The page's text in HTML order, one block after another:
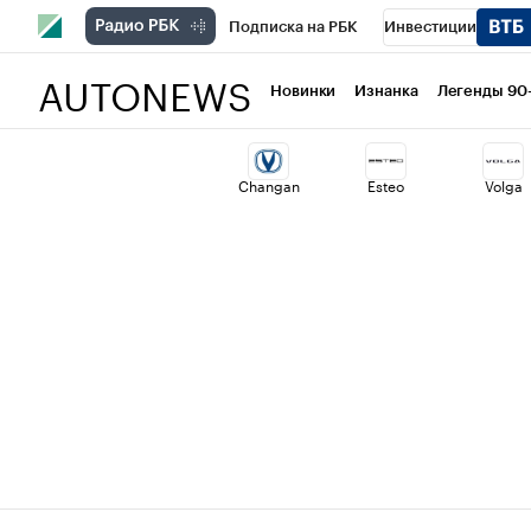
Подписка на РБК Инвестиции
Национальные проекты Город
Кредитные рейтинги Франшизы
AUTONEWS Новинки Изнанка Легенды
Changan Esteo Volga